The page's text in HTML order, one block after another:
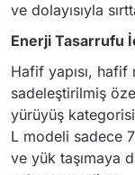
ve dolayısıyla
Enerji Tasarrufu
Hafif yapısı,
sadeleştirilmiş
yürüyüş
L modeli sadece
ve yük taşımaya